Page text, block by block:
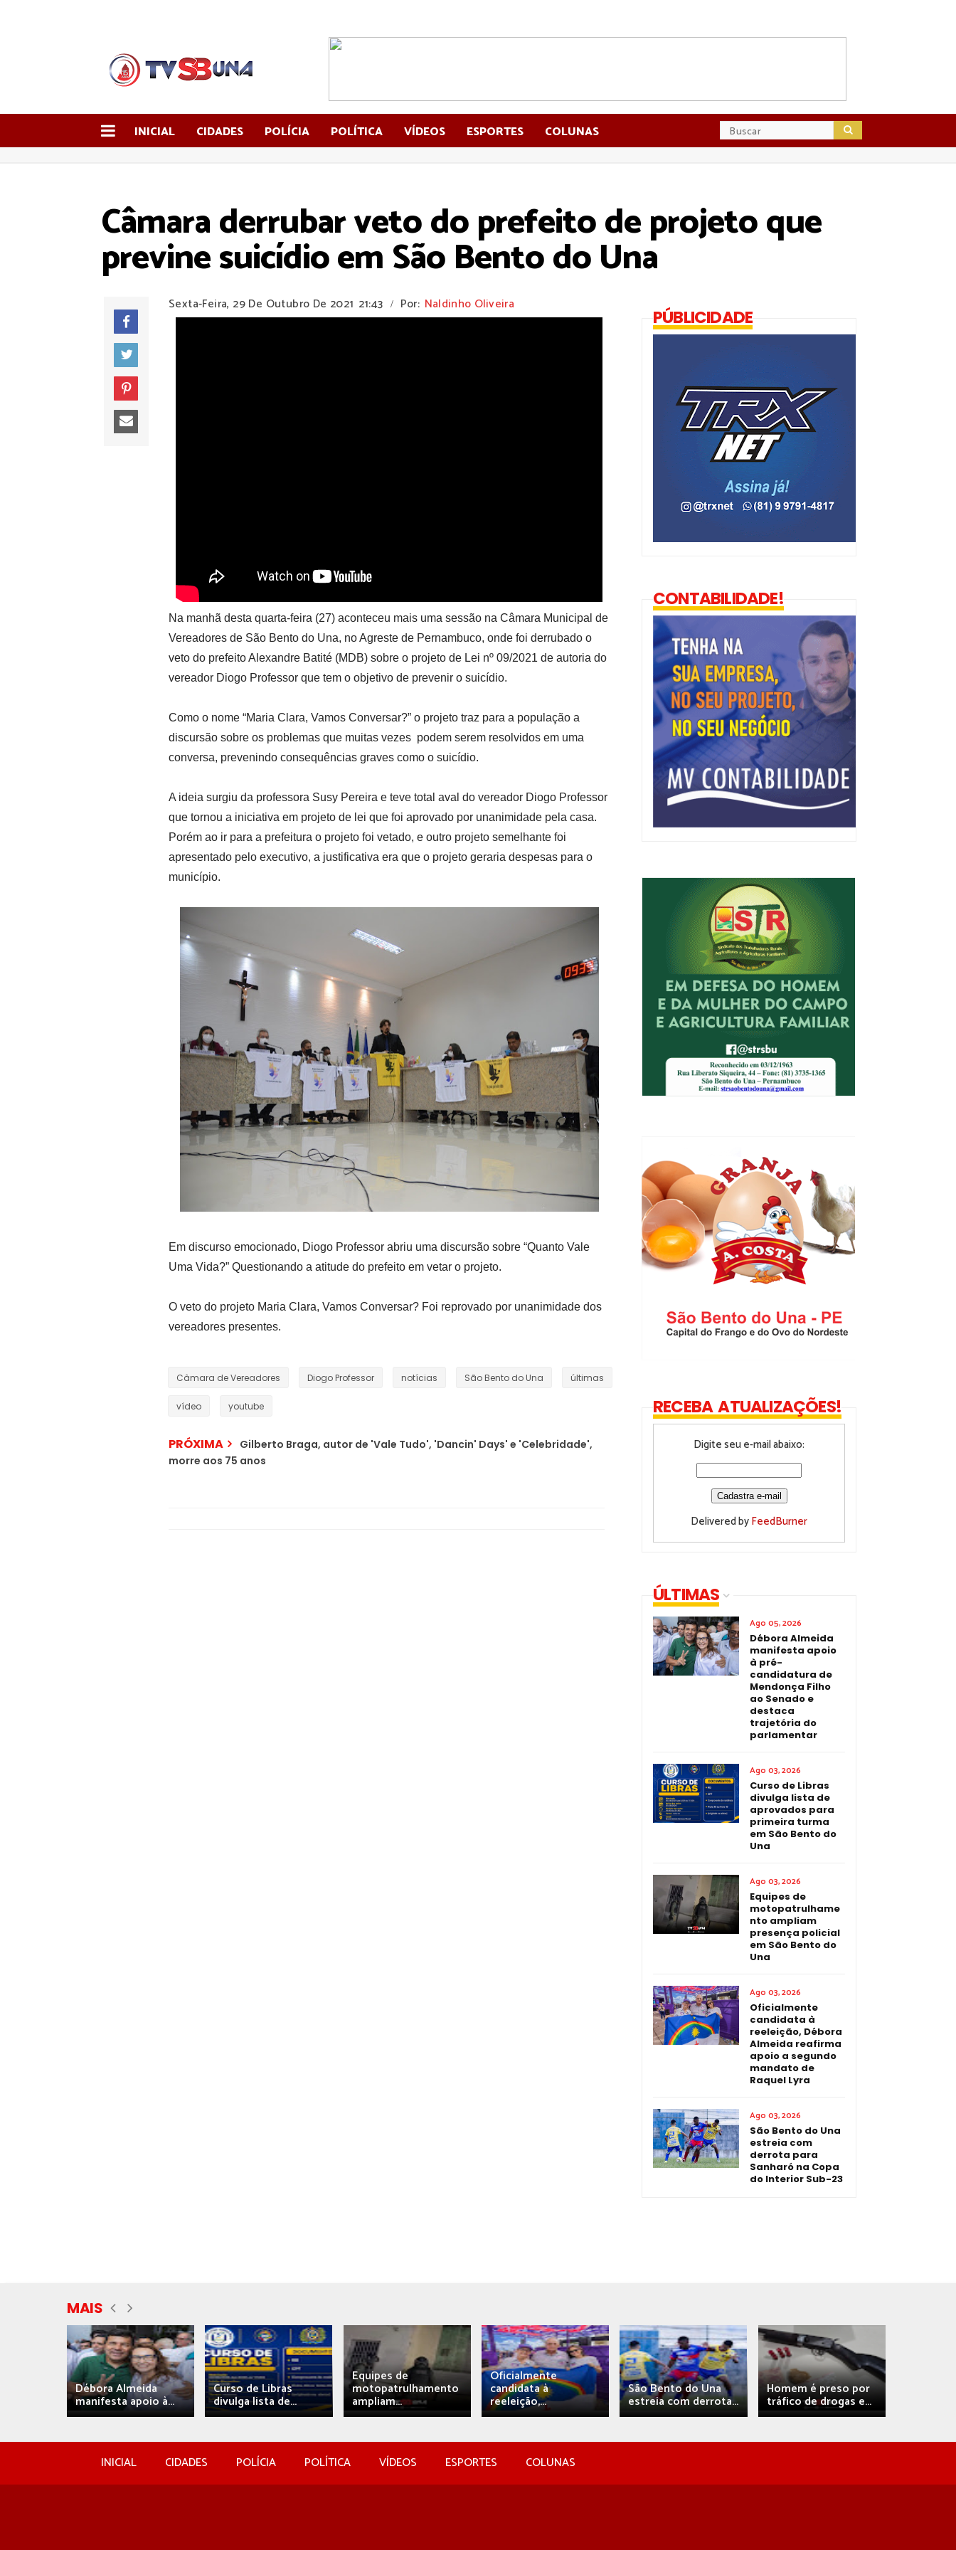
INICIAL CIDADES POLÍCIA POLÍTICA VÍDEOS ESPORTES COLUNAS
Câmara derrubar veto do prefeito de projeto que
previne suicídio em São Bento do Una
Sexta-Feira, 29 De Outubro De 2021 21:43 / Por: Naldinho Oliveira
Na manhã desta quarta-feira (27) aconteceu mais uma sessão na Câmara Municipal de
Vereadores de São Bento do Una, no Agreste de Pernambuco, onde foi derrubado o
veto do prefeito Alexandre Batité (MDB) sobre o projeto de Lei nº 09/2021 de autoria do
vereador Diogo Professor que tem o objetivo de prevenir o suicídio.
Como o nome “Maria Clara, Vamos Conversar?” o projeto traz para a população a
discursão sobre os problemas que muitas vezes podem serem resolvidos em uma
conversa, prevenindo consequências graves como o suicídio.
A ideia surgiu da professora Susy Pereira e teve total aval do vereador Diogo Professor
que tornou a iniciativa em projeto de lei que foi aprovado por unanimidade pela casa.
Porém ao ir para a prefeitura o projeto foi vetado, e outro projeto semelhante foi
apresentado pelo executivo, a justificativa era que o projeto geraria despesas para o
município.
Em discurso emocionado, Diogo Professor abriu uma discursão sobre “Quanto Vale
Uma Vida?” Questionando a atitude do prefeito em vetar o projeto.
O veto do projeto Maria Clara, Vamos Conversar? Foi reprovado por unanimidade dos
vereadores presentes.
Câmara de Vereadores Diogo Professor notícias São Bento do Una últimas
vídeo youtube
PRÓXIMA
Gilberto Braga, autor de 'Vale Tudo', 'Dancin' Days' e 'Celebridade',
morre aos 75 anos
PÚBLICIDADE
CONTABILIDADE!
RECEBA ATUALIZAÇÕES!
Digite seu e-mail abaixo:
Delivered byFeedBurner
ÚLTIMAS
Ago 05, 2026
Débora Almeida
manifesta apoio
à pré-
candidatura de
Mendonça Filho
ao Senado e
destaca
trajetória do
parlamentar
Ago 03, 2026
Curso de Libras
divulga lista de
aprovados para
primeira turma
em São Bento do
Una
Ago 03, 2026
Equipes de
motopatrulhame
nto ampliam
presença policial
em São Bento do
Una
Ago 03, 2026
Oficialmente
candidata à
reeleição, Débora
Almeida reafirma
apoio a segundo
mandato de
Raquel Lyra
Ago 03, 2026
São Bento do Una
estreia com
derrota para
Sanharó na Copa
do Interior Sub-23
MAIS
Débora Almeida
manifesta apoio à...
Curso de Libras
divulga lista de...
Equipes de
motopatrulhamento
ampliam...
Oficialmente
candidata à
reeleição,...
São Bento do Una
estreia com derrota...
Homem é preso por
tráfico de drogas e...
INICIAL CIDADES POLÍCIA POLÍTICA VÍDEOS ESPORTES COLUNAS